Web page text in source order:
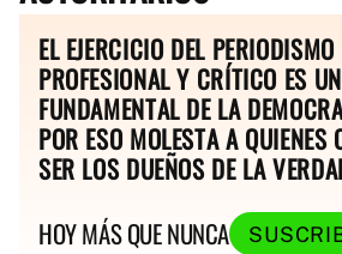
EL EJERCICIO DEL PERIODISMO
PROFESIONAL Y CRÍTICO ES
FUNDAMENTAL DE LA
POR ESO MOLESTA A QUIENES
SER LOS DUEÑOS DE LA
HOY MÁS QUE NUNCA